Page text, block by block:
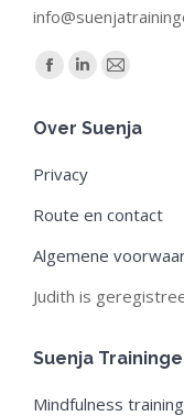
Find us on:
Facebook
opens
new
window
Linkedin
opens
new
window
Mail
opens
window
Over Suenja
Privacy
Route en contact
Algemene
Judith is
Suenja
Mindfulness